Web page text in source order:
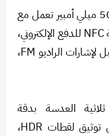
وحصل أيضا على بطارية بسعة 5000 ميلي أمبير تعمل مع
خاصية الشحن السريع، وعلى شريحة NFC للدفع الإلكتروني،
ومنفذ 3.5 ملم للسماعات، ومستقبل لإشارات الراديو FM،
العدسة بدقة
(48+8+2) ميغابيكسل، قادرة على توثيق لقطات HDR،